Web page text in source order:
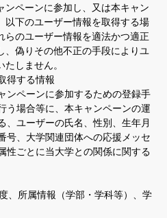
ンペーンに参加し、又は本キャン
以下のユーザー情報を取得する場
らのユーザー情報を適法かつ適正
、偽りその他不正の手段によりユ
しません。
得する情報
ンペーンに参加するための登録手
う場合等に、本キャンペーンの運
、ユーザーの氏名、性別、生年月
号、大学関連団体への応援メッセ
性ごとに当大学との関係に関する
、所属情報（学部・学科等）、学